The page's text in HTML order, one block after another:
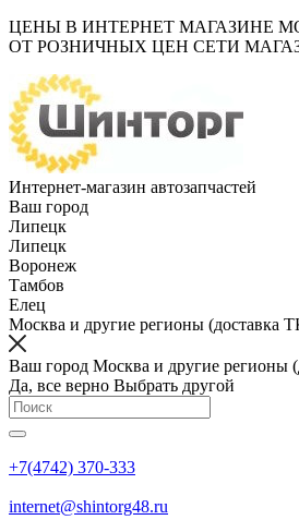
ЦЕНЫ В ИНТЕРНЕТ МАГАЗИНЕ
ОТ РОЗНИЧНЫХ ЦЕН СЕТИ
Интернет-магазин автозапчастей
Ваш город
Липецк
Липецк
Воронеж
Тамбов
Елец
Москва и другие регионы (доставка
Ваш город Москва и другие регионы
Да, все верно Выбрать другой
+7(4742) 370-333
internet@shintorg48.ru